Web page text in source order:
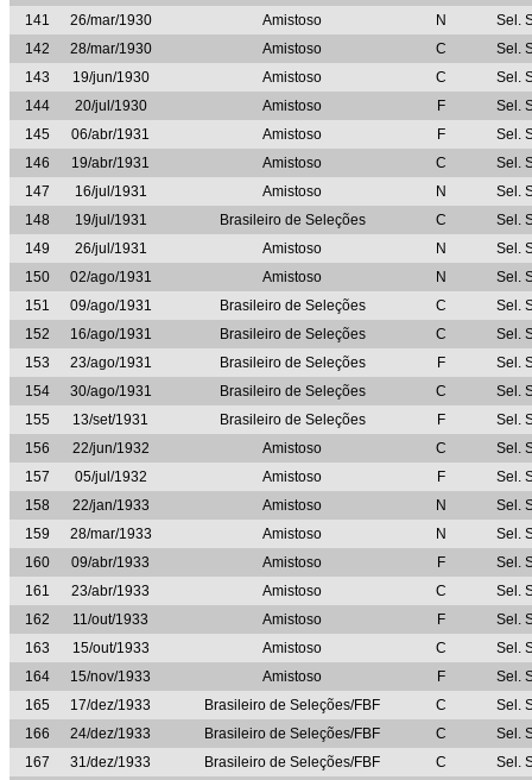
141 26/mar/1930 Amistoso N
Sel.
142
28/mar/1930 Amistoso C
Sel.
143
19/jun/1930 Amistoso C
Sel.
144
20/jul/1930 Amistoso F
Sel.
145
06/abr/1931 Amistoso F
Sel.
146
19/abr/1931 Amistoso C
Sel.
147
16/jul/1931 Amistoso N
Sel.
148
19/jul/1931 Brasileiro de Seleções C
Sel.
149
26/jul/1931 Amistoso N
Sel.
150
02/ago/1931 Amistoso N
Sel.
151
09/ago/1931 Brasileiro de Seleções C
Sel.
152
16/ago/1931 Brasileiro de Seleções C
Sel.
153
23/ago/1931 Brasileiro de Seleções F
Sel.
154
30/ago/1931 Brasileiro de Seleções C
Sel.
155
13/set/1931 Brasileiro de Seleções F
Sel.
156
22/jun/1932 Amistoso C
Sel.
157
05/jul/1932 Amistoso F
Sel.
158
22/jan/1933 Amistoso N
Sel.
159
28/mar/1933 Amistoso N
Sel.
160
09/abr/1933 Amistoso F
Sel.
161
23/abr/1933 Amistoso C
Sel.
162
11/out/1933 Amistoso F
Sel.
163
15/out/1933 Amistoso C
Sel.
164
15/nov/1933 Amistoso F
Sel.
165
17/dez/1933 Brasileiro de Seleções/FBF C
Sel.
166
24/dez/1933 Brasileiro de Seleções/FBF C
Sel.
167
31/dez/1933 Brasileiro de Seleções/FBF C
Sel.